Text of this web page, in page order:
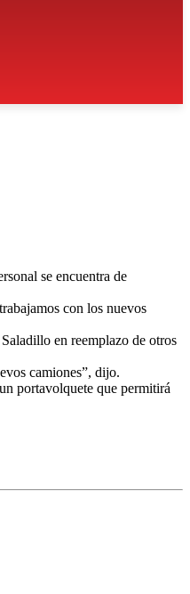
se encuentra de
con los nuevos
en reemplazo de otros
camiones”, dijo.
portavolquete que permitirá